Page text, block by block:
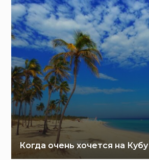
Когда очень хочется на Кубу